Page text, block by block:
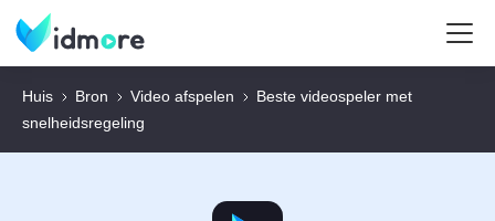
Huis Bron Video afspelen
Beste videospeler met
snelheidsregeling